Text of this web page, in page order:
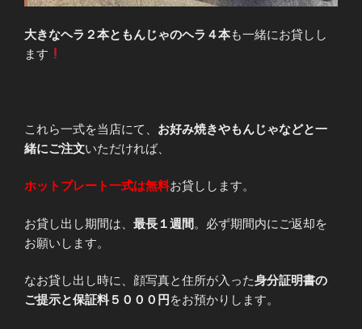
大きなヘラ２本ともんじゃのヘラ４本も一緒にお貸しし
ます
これら一式を当店にて、 お好み焼きやもんじゃなどと一
緒にご注文いただければ、
ホットプレート一式は無料お貸しします。
お貸し出し期間は、 最長１週間 。必ず期間内にご返却を
お願いします。
なお貸し出し時に、顔写真と住所が入った身分証明書の
ご提示と保証料５０００円 をお預かりします。